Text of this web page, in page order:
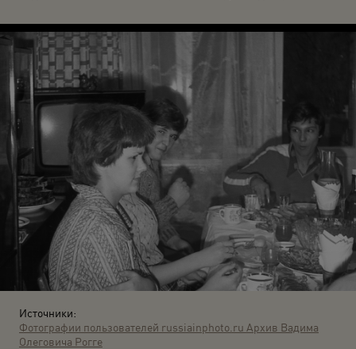
Источники:
Фотографии пользователей russiainphoto.ru Архив Вадима
Олеговича Рогге